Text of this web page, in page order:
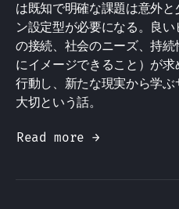
は既知で明確な課題は意外
ン設定型が必要になる。良
の接続、社会のニーズ、持
にイメージできること）が求
行動し、新たな現実から学
大切という話。
Read more →